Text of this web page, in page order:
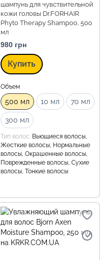
шампунь для чувствительной
кожи головы Dr.FORHAIR
Phyto Therapy Shampoo, 500
мл
980 грн
Купить
Объем
500 мл 10 мл 70 мл
300 мл
Тип волос Вьющиеся волосы,
Жесткие волосы, Нормальные
волосы, Окрашенные волосы,
Поврежденные волосы, Сухие
волосы, Тонкие волосы